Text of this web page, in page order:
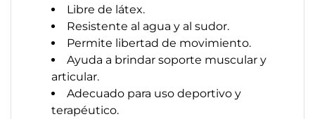
Libre de látex.
Resistente al agua y al sudor.
Permite libertad de movimiento.
Ayuda a brindar soporte muscular y
articular.
Adecuado para uso deportivo y
terapéutico.